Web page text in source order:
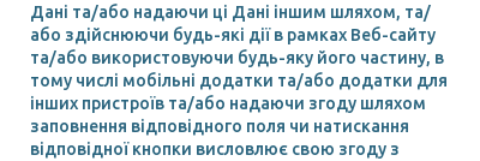
Дані та/або надаючи ці Дані іншим шляхом, та/
або здійснюючи будь-які дії в рамках Веб-сайту
та/або використовуючи будь-яку його частину, в
тому числі мобільні додатки та/або додатки для
інших пристроїв та/або надаючи згоду шляхом
заповнення відповідного поля чи натискання
відповідної кнопки висловлює свою згоду з